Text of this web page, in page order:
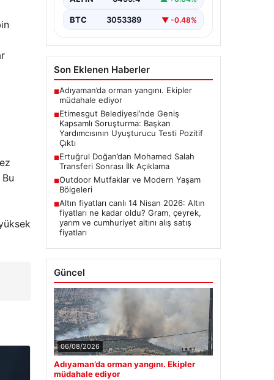
Ankara’nın Etimesgut ilçesinde
yürütülen kapsamlı soruşturma
BTC 3053389 ▼ -0.48%
Son Eklenen Haberler
■Adıyaman’da orman yangını. Ekipler
müdahale ediyor
■Etimesgut Belediyesi’nde Geniş
Kapsamlı Soruşturma: Başkan
Yardımcısının Uyuşturucu Testi Pozitif
Çıktı
■Ertuğrul Doğan’dan Mohamed Salah
Transferi Sonrası İlk Açıklama
■Outdoor Mutfaklar ve Modern Yaşam
Bölgeleri
■Altın fiyatları canlı 14 Nisan 2026: Altın
fiyatları ne kadar oldu? Gram, çeyrek,
yarım ve cumhuriyet altını alış satış
fiyatları
Güncel
06/08/2026
Adıyaman’da orman yangını. Ekipler
müdahale ediyor